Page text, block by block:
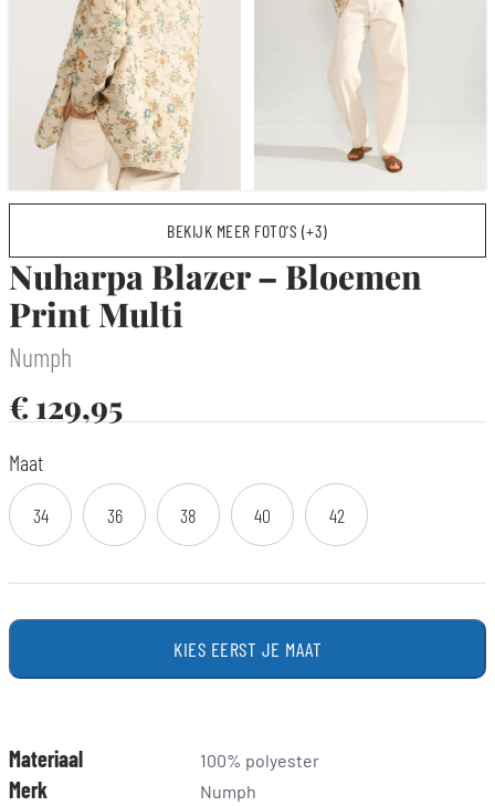
BEKIJK MEER FOTO’S (+3)
Nuharpa Blazer – Bloemen
Print Multi
Numph
€ 129,95
Maat
34 36 38 40 42
KIES EERST JE MAAT
Materiaal 100% polyester
Merk Numph